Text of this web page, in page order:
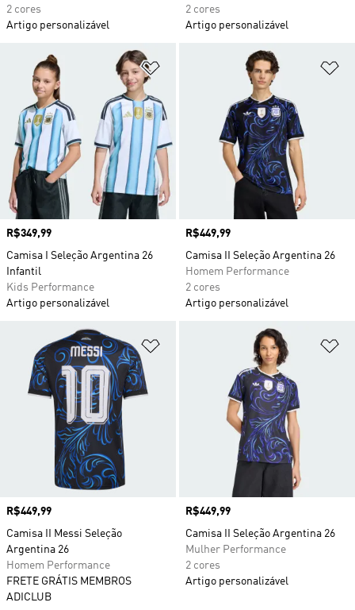
2 cores
Artigo personalizável
2 cores
Artigo personalizável
Adicionar à Lista de Desejos
Preço
R$349,99
Camisa I Seleção Argentina 26
Infantil
Kids Performance
Artigo personalizável
Preço
R$449,99
Camisa II Seleção Argentina 26
Homem Performance
2 cores
Artigo personalizável
Adicionar à Lista de Desejos
Preço
R$449,99
Camisa II Messi Seleção
Argentina 26
Homem Performance
FRETE GRÁTIS MEMBROS
ADICLUB
Preço
R$449,99
Camisa II Seleção Argentina 26
Mulher Performance
2 cores
Artigo personalizável